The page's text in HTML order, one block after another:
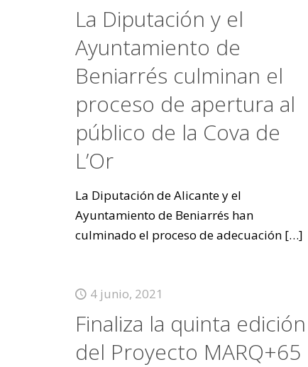
La Diputación y el
Ayuntamiento de
Beniarrés culminan el
proceso de apertura al
público de la Cova de
L’Or
La Diputación de Alicante y el
Ayuntamiento de Beniarrés han
culminado el proceso de adecuación[…]
4 junio, 2021
Finaliza la quinta edición
del Proyecto MARQ+65